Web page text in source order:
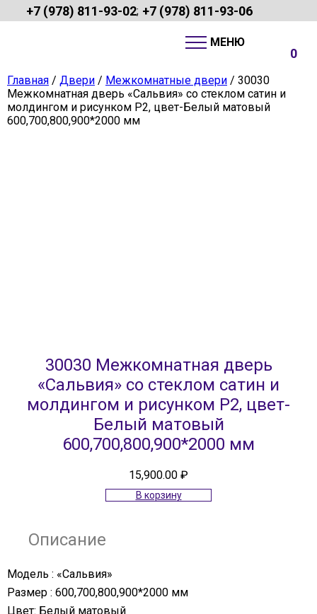
+7 (978) 811-93-02; +7 (978) 811-93-06
0
Главная / Двери / Межкомнатные двери / 30030
Межкомнатная дверь «Сальвия» со стеклом сатин и
молдингом и рисунком Р2, цвет-Белый матовый
600,700,800,900*2000 мм
30030 Межкомнатная дверь
«Сальвия» со стеклом сатин и
молдингом и рисунком Р2, цвет-
Белый матовый
600,700,800,900*2000 мм
15,900.00 ₽
В корзину
Описание
Модель : «Сальвия»
Размер : 600,700,800,900*2000 мм
Цвет: Белый матовый